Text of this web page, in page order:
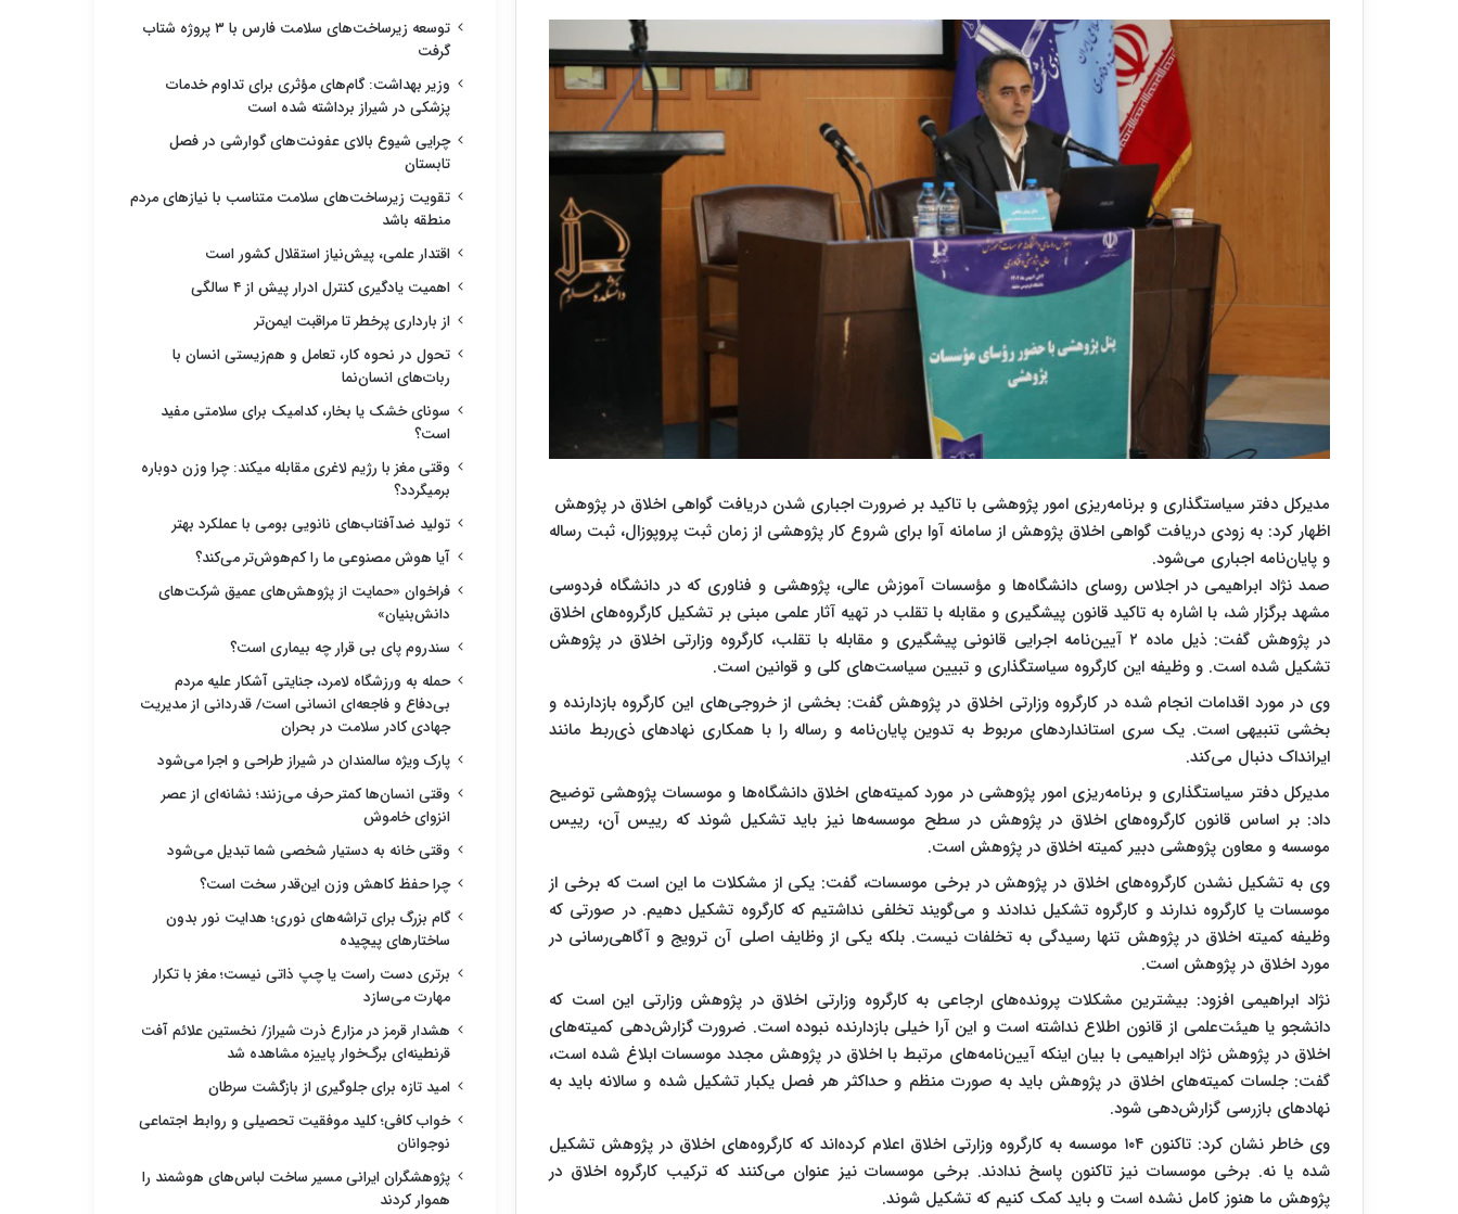
مدیرکل دفتر سیاستگذاری و برنامه‌ریزی امور پژوهشی‌ با تاکید بر ضرورت اجباری شدن دریافت گواهی اخلاق در پژوهش
اظهار کرد: به زودی دریافت گواهی اخلاق پژوهش از سامانه آوا برای شروع کار پژوهشی از زمان ثبت پروپوزال، ثبت رساله
و پایان‌نامه اجباری می‌شود.
صمد نژاد ابراهیمی در اجلاس روسای دانشگاه‌ها و مؤسسات آموزش عالی، پژوهشی و فناوری که در دانشگاه فردوسی
مشهد برگزار شد، با اشاره به تاکید قانون پیشگیری و مقابله با تقلب در تهیه آثار علمی مبنی بر تشکیل کارگروه‌های اخلاق
در پژوهش گفت: ذیل ماده ۲ آیین‌نامه اجرایی قانونی پیشگیری و مقابله با تقلب، کارگروه وزارتی اخلاق در پژوهش
تشکیل شده است. و وظیفه این کارگروه سیاستگذاری و تبیین سیاست‌های کلی و قوانین است.
وی در مورد اقدامات انجام شده در کارگروه وزارتی اخلاق در پژوهش گفت: بخشی از خروجی‌های این کارگروه بازدارنده و
بخشی تنبیهی است. یک سری استانداردهای مربوط به تدوین پایان‌نامه و رساله را با همکاری نهادهای ذی‌ربط مانند
ایرانداک دنبال می‌کند.
مدیرکل دفتر سیاستگذاری و برنامه‌ریزی امور پژوهشی‌ در مورد کمیته‌های اخلاق دانشگاه‌ها و موسسات پژوهشی توضیح
داد: بر اساس قانون کارگروه‌های اخلاق در پژوهش در سطح موسسه‌ها نیز باید تشکیل شوند که رییس آن، رییس
موسسه و معاون پژوهشی دبیر کمیته اخلاق در پژوهش است.
وی به تشکیل نشدن کارگروه‌های اخلاق در پژوهش در برخی موسسات، گفت: یکی از مشکلات ما این است که برخی از
موسسات یا کارگروه ندارند و کارگروه تشکیل ندادند و می‌گویند تخلفی نداشتیم که کارگروه تشکیل دهیم. در صورتی که
وظیفه کمیته اخلاق در پژوهش تنها رسیدگی به تخلفات نیست. بلکه یکی از وظایف اصلی آن ترویج و آگاهی‌رسانی در
مورد اخلاق در پژوهش است.
نژاد ابراهیمی افزود: بیشترین مشکلات پرونده‌های ارجاعی به کارگروه وزارتی اخلاق در پژوهش وزارتی این است که
دانشجو یا هیئت‌علمی از قانون اطلاع نداشته است و این آرا خیلی بازدارنده نبوده است. ضرورت گزارش‌دهی کمیته‌های
اخلاق در پژوهش نژاد ابراهیمی با بیان اینکه آیین‌نامه‌‌های مرتبط با اخلاق در پژوهش مجدد موسسات ابلاغ شده است،
گفت: جلسات کمیته‌های اخلاق در پژوهش باید به صورت منظم و حداکثر هر فصل یکبار تشکیل شده و سالانه باید به
نهادهای بازرسی گزارش‌دهی شود‌.
وی خاطر نشان کرد: تاکنون ۱۰۴ موسسه به کارگروه وزارتی اخلاق اعلام کرده‌اند که کارگروه‌های اخلاق در پژوهش تشکیل
شده یا نه. برخی موسسات نیز تاکنون پاسخ ندادند. برخی موسسات نیز عنوان می‌کنند که ترکیب کارگروه اخلاق در
پژوهش ما هنوز کامل نشده است و باید کمک کنیم که تشکیل شوند.
توسعه زیرساخت‌های سلامت فارس با ۳ پروژه شتاب
گرفت
وزیر بهداشت: گام‌های مؤثری برای تداوم خدمات
پزشکی در شیراز برداشته شده است
چرایی شیوع بالای عفونت‌های گوارشی در فصل
تابستان
تقویت زیرساخت‌های سلامت متناسب با نیازهای مردم
منطقه باشد
اقتدار علمی، پیش‌نیاز استقلال کشور است
اهمیت یادگیری کنترل ادرار پیش از ۴ سالگی
از بارداری پرخطر تا مراقبت ایمن‌تر
تحول در نحوه کار، تعامل و هم‌زیستی انسان با
ربات‌های انسان‌نما
سونای خشک یا بخار، کدامیک برای سلامتی مفید
است؟
وقتی مغز با رژیم لاغری مقابله میکند: چرا وزن دوباره
برمیگردد؟
تولید ضدآفتاب‌های نانویی بومی با عملکرد بهتر
آیا هوش مصنوعی ما را کم‌هوش‌تر می‌کند؟
فراخوان «حمایت از پژوهش‌های عمیق شرکت‌های
دانش‌بنیان»
سندروم پای بی قرار چه بیماری است؟
حمله به ورزشگاه لامرد، جنایتی آشکار علیه مردم
بی‌دفاع و فاجعه‌ای انسانی است/ قدردانی از مدیریت
جهادی کادر سلامت در بحران
پارک ویژه سالمندان در شیراز طراحی و اجرا می‌شود
وقتی انسان‌ها کمتر حرف می‌زنند؛ نشانه‌ای از عصر
انزوای خاموش
وقتی خانه به دستیار شخصی شما تبدیل می‌شود
چرا حفظ کاهش وزن این‌قدر سخت است؟
گام بزرگ برای تراشه‌های نوری؛ هدایت نور بدون
ساختارهای پیچیده
برتری دست راست یا چپ ذاتی نیست؛ مغز با تکرار
مهارت می‌سازد
هشدار قرمز در مزارع ذرت شیراز/ نخستین علائم آفت
قرنطینه‌ای برگ‌خوار پاییزه مشاهده شد
امید تازه برای جلوگیری از بازگشت سرطان
خواب کافی؛ کلید موفقیت تحصیلی و روابط اجتماعی
نوجوانان
پژوهشگران ایرانی مسیر ساخت لباس‌های هوشمند را
هموار کردند